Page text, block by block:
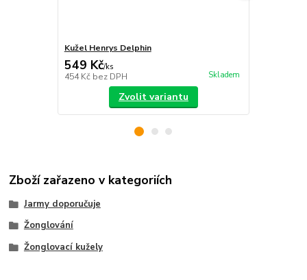
Kužel Henrys Delphin
549 Kč/ks
454 Kč bez DPH Skladem
Zvolit variantu
Zboží zařazeno v kategoriích
Jarmy doporučuje
Žonglování
Žonglovací kužely